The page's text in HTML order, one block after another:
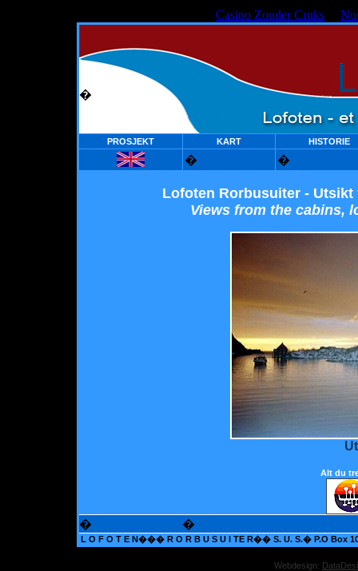
Casino Zonder Cruks
�
PROSJEKT KART HISTORIE
� �
Lofoten Rorbusuiter -
Views from the cabins,
Alt du
� �
L O F O T E N��� R O R B U S U I TE R�� S. U. S.� P.O Box
Webdesign: